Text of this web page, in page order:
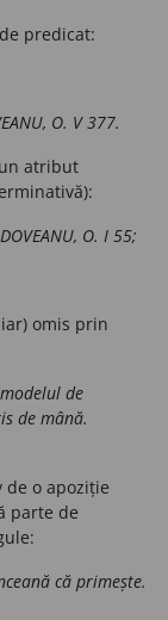
predicat:
O. V 377.
atribut
O. I 55;
omis prin
de
de mână.
o apoziție
parte de
că primește.